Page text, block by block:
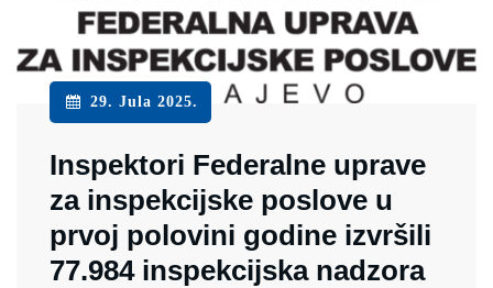
29. Jula 2025.
Inspektori Federalne uprave
za inspekcijske poslove u
prvoj polovini godine izvršili
77.984 inspekcijska nadzora